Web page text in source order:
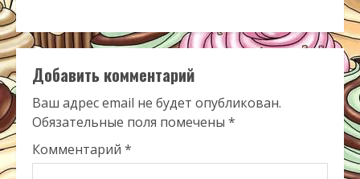
Добавить комментарий
Ваш адрес email не будет опубликован.
Обязательные поля помечены *
Комментарий *